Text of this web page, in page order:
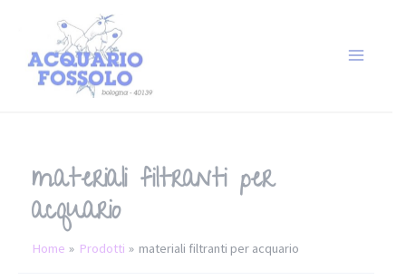
materiali filtranti per
acquario
Home Prodotti materiali filtranti per acquario